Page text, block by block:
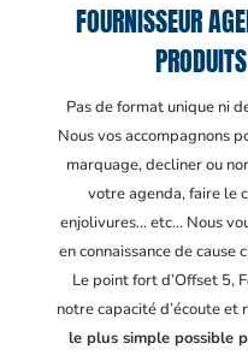
FOURNISSEUR
Pas de format unique ni
Nous vos accompagnons
marquage, decliner ou
votre agenda, faire le
enjolivures… etc… Nous
en connaissance de
Le point fort d’Offset 5,
notre capacité d’écoute
le plus simple possible